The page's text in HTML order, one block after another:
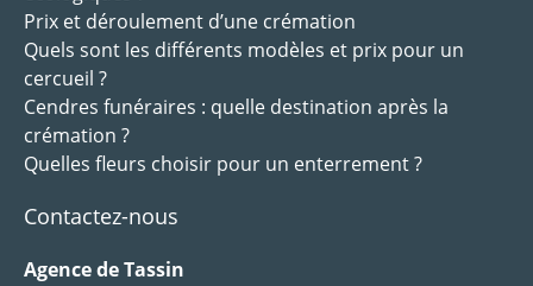
Prix et déroulement d’une crémation
Quels sont les différents modèles et prix pour un
cercueil ?
Cendres funéraires : quelle destination après la
crémation ?
Quelles fleurs choisir pour un enterrement ?
Contactez-nous
Agence de Tassin